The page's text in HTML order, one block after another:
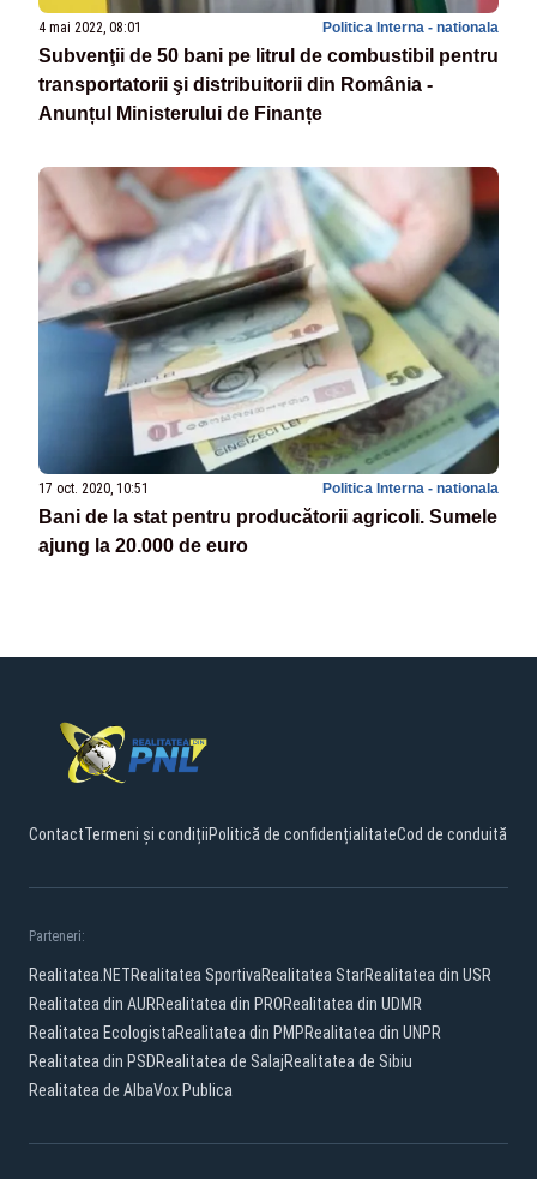
4 mai 2022, 08:01 Politica Interna - nationala
Subvenţii de 50 bani pe litrul de combustibil pentru
transportatorii şi distribuitorii din România -
Anunțul Ministerului de Finanțe
17 oct. 2020, 10:51 Politica Interna - nationala
Bani de la stat pentru producătorii agricoli. Sumele
ajung la 20.000 de euro
ContactTermeni și condițiiPolitică de confidențialitateCod de conduită
Parteneri:
Realitatea.NETRealitatea SportivaRealitatea StarRealitatea din USR
Realitatea din AURRealitatea din PRORealitatea din UDMR
Realitatea EcologistaRealitatea din PMPRealitatea din UNPR
Realitatea din PSDRealitatea de SalajRealitatea de Sibiu
Realitatea de AlbaVox Publica